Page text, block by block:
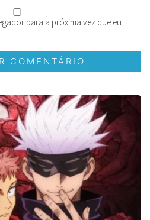
para a próxima vez que eu